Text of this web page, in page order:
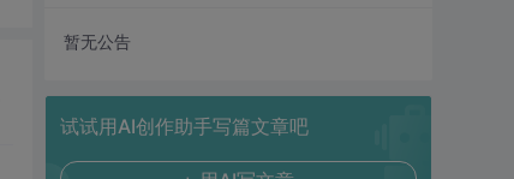
暂无公告
试试用AI创作助手写篇文章吧